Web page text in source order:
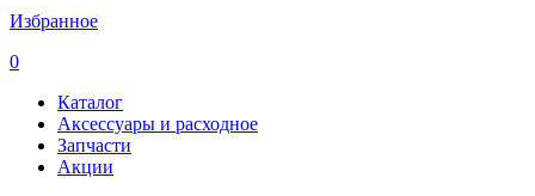
Избранное
0
Каталог
Аксессуары и расходное
Запчасти
Акции